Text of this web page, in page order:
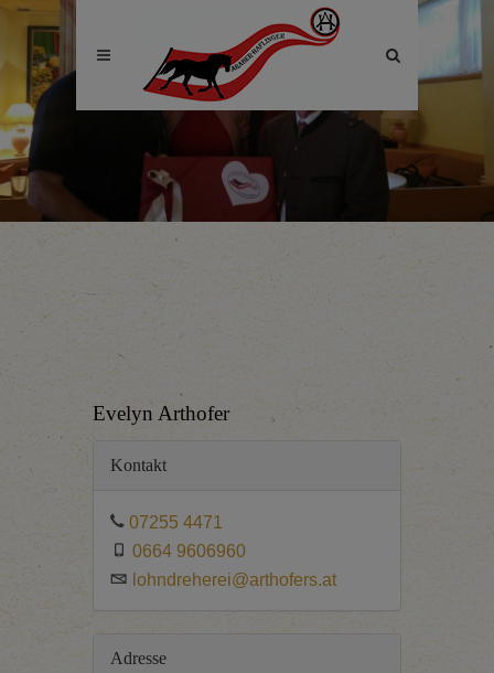
Site
search
Evelyn Arthofer
Kontakt
07255 4471
0664 9606960
lohndreherei@arthofers.at
Adresse